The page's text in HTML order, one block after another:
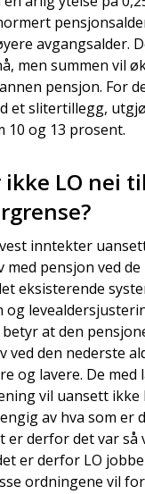
avgangsalder.
men summen vil
pensjon. For
et slitertillegg,
10 og 13 prosent.
LO nei
inntekter
med pensjon ved de
eksisterende
og
at den
ved den nederste
og lavere. De med
vil uansett ikke
av hva som er
er derfor det var så
er derfor LO
ordningene vil